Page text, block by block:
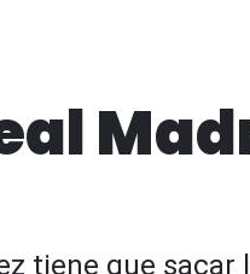
tiene que sacar